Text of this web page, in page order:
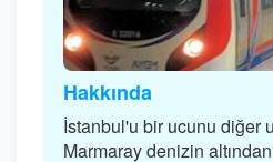
Hakkında
İstanbul'u bir ucunu diğer
Marmaray denizin